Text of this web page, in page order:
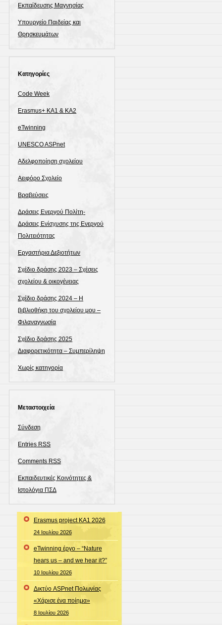
Εκπαίδευσης Μαγνησίας
Υπουργείο Παιδείας και
Θρησκευμάτων
Kατηγορίες
Code Week
Erasmus+ KA1 & ΚΑ2
eTwinning
UNESCO ASPnet
Αδελφοποίηση σχολείου
Αειφόρο Σχολείο
Βραβεύσεις
Δράσεις Ενεργού Πολίτη-
Δράσεις Ενίσχυσης της Ενεργού
Πολιτειότητας
Εργαστήρια Δεξιοτήτων
Σχέδιο δράσης 2023 – Σχέσεις
σχολείου & οικογένειας
Σχέδιο δράσης 2024 – Η
βιβλιοθήκη του σχολείου μου –
Φιλαναγνωσία
Σχέδιο δράσης 2025
Διαφορετικότητα – Συμπερίληψη
Χωρίς κατηγορία
Μεταστοιχεία
Σύνδεση
Entries RSS
Comments RSS
Εκπαιδευτικές Κοινότητες &
Ιστολόγια ΠΣΔ
Erasmus project KA1 2026
24 Ιουλίου 2026
eTwinning έργο – “Nature
hears us – and we hear it?”
10 Ιουλίου 2026
Δικτύο ASPnet Πολωνίας
«Χάρισε ένα ποίημα»
8 Ιουλίου 2026